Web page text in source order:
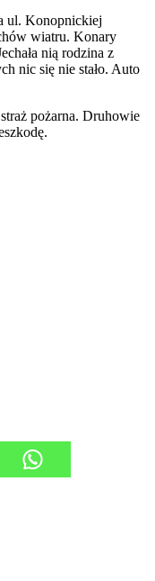
ul. Konopnickiej
wiatru. Konary
nią rodzina z
nic się nie stało. Auto
pożarna. Druhowie